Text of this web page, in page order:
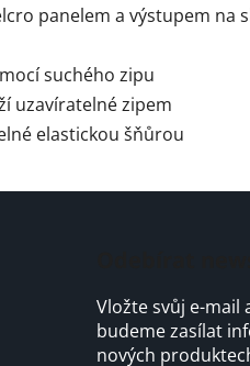
panelem a výstupem na
suchého zipu
uzavíratelné zipem
elastickou šňůrou
Vložte svůj e-mail
budeme zasílat
nových